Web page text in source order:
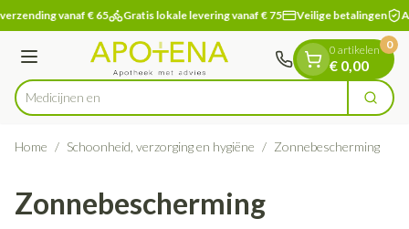
Ga naar de inhoud
1 van 1vanaf € 65 Gratis lokale levering vanaf € 75 Veilige betalingen
Menu
Product, merk, categorie... Zoek
0 artikelen
€ 0,00
0
Home / Schoonheid, verzorging en hygiëne / Zonnebescherming
Zonnebescherming